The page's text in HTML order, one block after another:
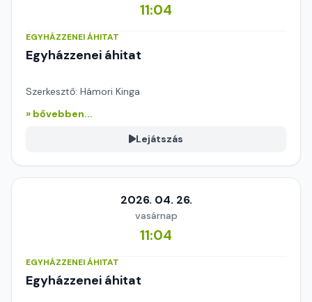
11:04
EGYHÁZZENEI ÁHITAT
Egyházzenei áhitat
Szerkesztő: Hámori Kinga
» bővebben...
Lejátszás
2026. 04. 26.
vasárnap
11:04
EGYHÁZZENEI ÁHITAT
Egyházzenei áhitat